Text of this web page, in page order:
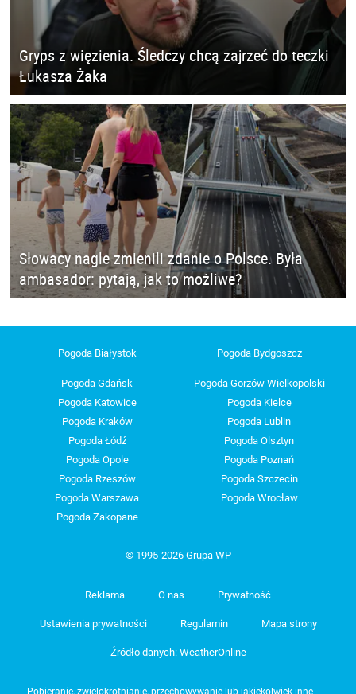
Gryps z więzienia. Śledczy chcą zajrzeć do teczki
Łukasza Żaka
Słowacy nagle zmienili zdanie o Polsce. Była
ambasador: pytają, jak to możliwe?
Pogoda Białystok Pogoda Bydgoszcz
Pogoda Gdańsk
Pogoda Gorzów Wielkopolski
Pogoda Katowice
Pogoda Kielce
Pogoda Kraków
Pogoda Lublin
Pogoda Łódź
Pogoda Olsztyn
Pogoda Opole
Pogoda Poznań
Pogoda Rzeszów
Pogoda Szczecin
Pogoda Warszawa
Pogoda Wrocław
Pogoda Zakopane
© 1995-2026 Grupa WP
Reklama O nas Prywatność
Ustawienia prywatności Regulamin Mapa strony
Źródło danych: WeatherOnline
Pobieranie, zwielokrotnianie, przechowywanie lub jakiekolwiek inne